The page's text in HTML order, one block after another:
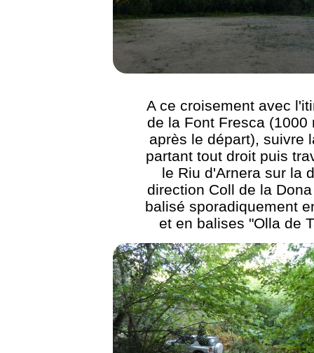
A ce croisement avec
de la Font Fresca (1000
après le départ), suivre
partant tout droit puis
le Riu d'Arnera sur la
direction Coll de la
balisé sporadiquement
et en balises "Olla de